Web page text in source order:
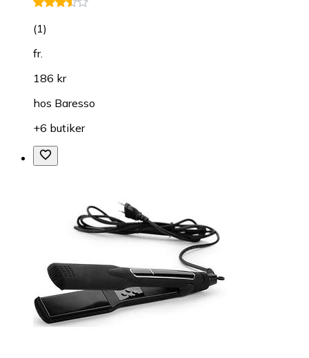
(1)
fr.
186 kr
hos Baresso
+6 butiker